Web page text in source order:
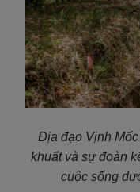
Địa đạo Vịnh
khuất và sự đoàn
cuộc sống